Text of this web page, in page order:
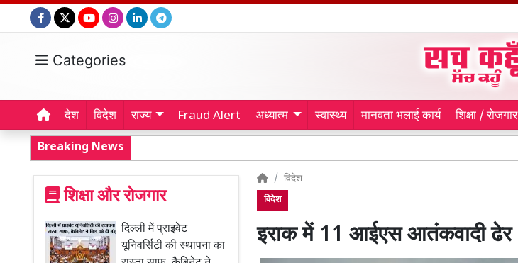
Categories
देश विदेश राज्य Fraud Alert अध्यात्म स्वास्थ्य मानवता भलाई कार्य शिक्षा / रोजगार
Breaking News
शिक्षा और रोजगार
दिल्ली में प्राइवेट
यूनिवर्सिटी की स्थापना का
विदेश
विदेश
इराक में 11 आईएस आतंकवादी ढेर